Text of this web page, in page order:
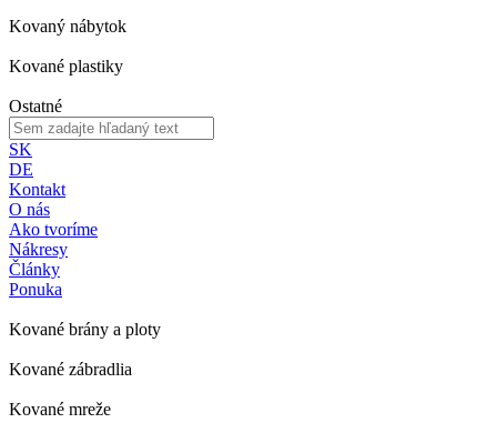
Kovaný nábytok
Kované plastiky
Ostatné
SK
DE
Kontakt
O nás
Ako tvoríme
Nákresy
Články
Ponuka
Kované brány a ploty
Kované zábradlia
Kované mreže